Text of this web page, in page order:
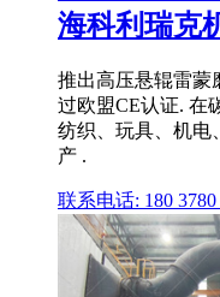
海科利瑞克
推出高压悬辊雷蒙
过欧盟CE认证. 在
纺织、玩具、机电
产 .
联系电话: 180 3780